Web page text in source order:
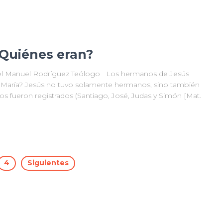
eran?
Manuel Rodríguez Teólogo Los hermanos de Jesús
Jesús no tuvo solamente hermanos, sino también
fueron registrados (Santiago, José, Judas y Simón [Mat.
4 Siguientes